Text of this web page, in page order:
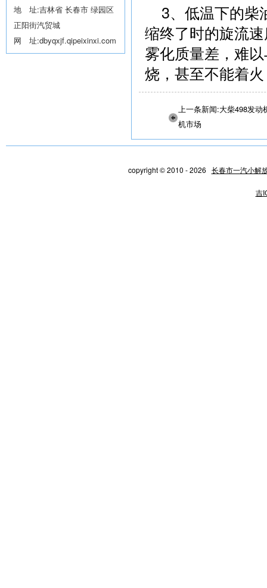
地 址:吉林省 长春市 绿园区
正阳街汽贸城
网 址:dbyqxjf.qipeixinxi.com
3、低温下的柴
缩终了时的旋流
雾化质量差，难
烧，甚至不能着
上一条新闻:大柴498发动
机市场
copyright © 2010 - 2026 长春市一汽小解
吉